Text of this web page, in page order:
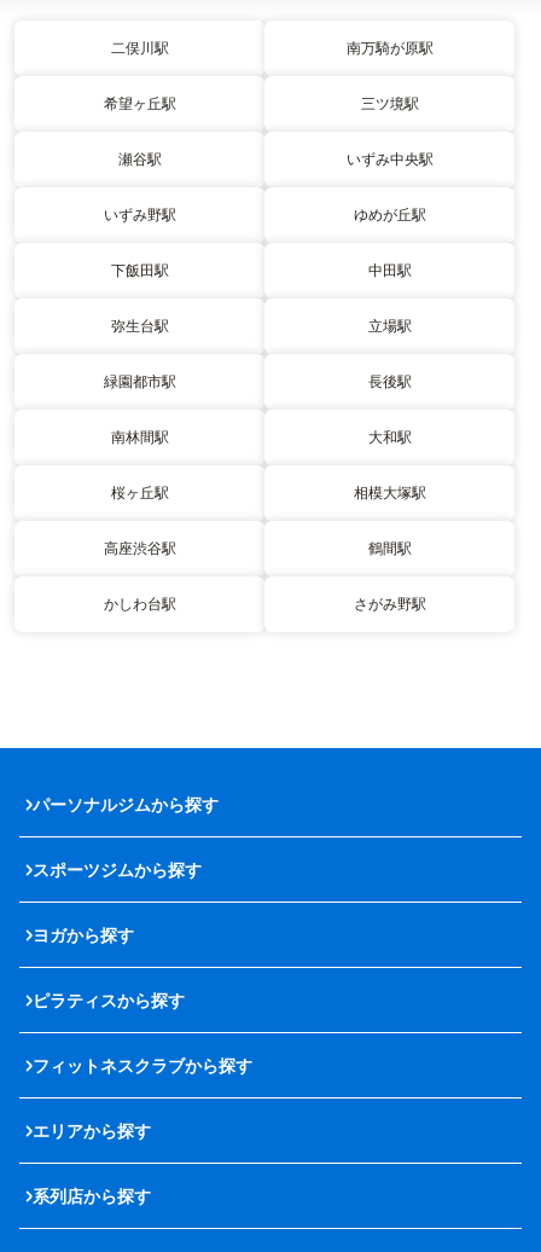
二俣川駅 南万騎が原駅
希望ヶ丘駅 三ツ境駅
瀬谷駅 いずみ中央駅
いずみ野駅 ゆめが丘駅
下飯田駅 中田駅
弥生台駅 立場駅
緑園都市駅 長後駅
南林間駅 大和駅
桜ヶ丘駅 相模大塚駅
高座渋谷駅 鶴間駅
かしわ台駅 さがみ野駅
パーソナルジムから探す
スポーツジムから探す
ヨガから探す
ピラティスから探す
フィットネスクラブから探す
エリアから探す
系列店から探す